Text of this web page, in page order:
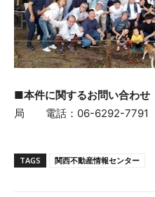
■本件に関するお問い合わせ
局 電話：06-6292-7791
TAGS 関西不動産情報センター